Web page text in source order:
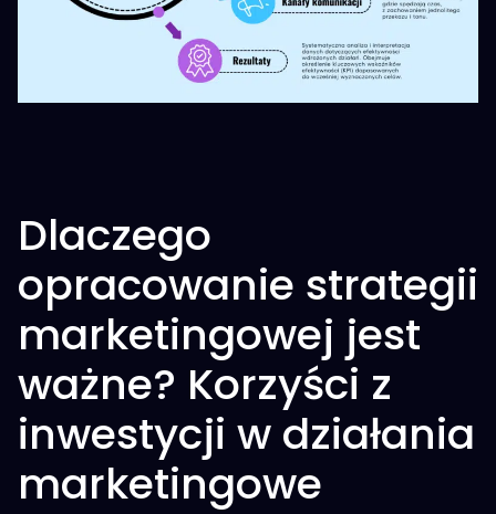
Dlaczego
opracowanie strategii
marketingowej jest
ważne? Korzyści z
inwestycji w działania
marketingowe